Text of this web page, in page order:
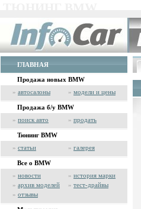
ГЛАВНАЯ
Продажа новых BMW
» автосалоны » модели и цены
Продажа б/у BMW
» поиск авто » продать
Тюнинг BMW
» статьи » галерея
Все о BMW
» новости » история марки
» архив моделей » тест-драйвы
» отзывы